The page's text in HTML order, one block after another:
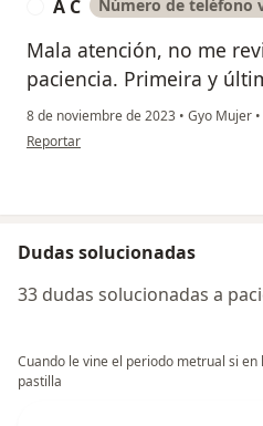
A C Número de teléfono
Mala atención, no me
paciencia. Primeira y
8 de noviembre de 2023 • Gyo Mujer •
en opinión del usuario A C
Reportar
Dudas solucionadas
33 dudas solucionadas a
Cuando le vine el periodo metrual si
pastilla